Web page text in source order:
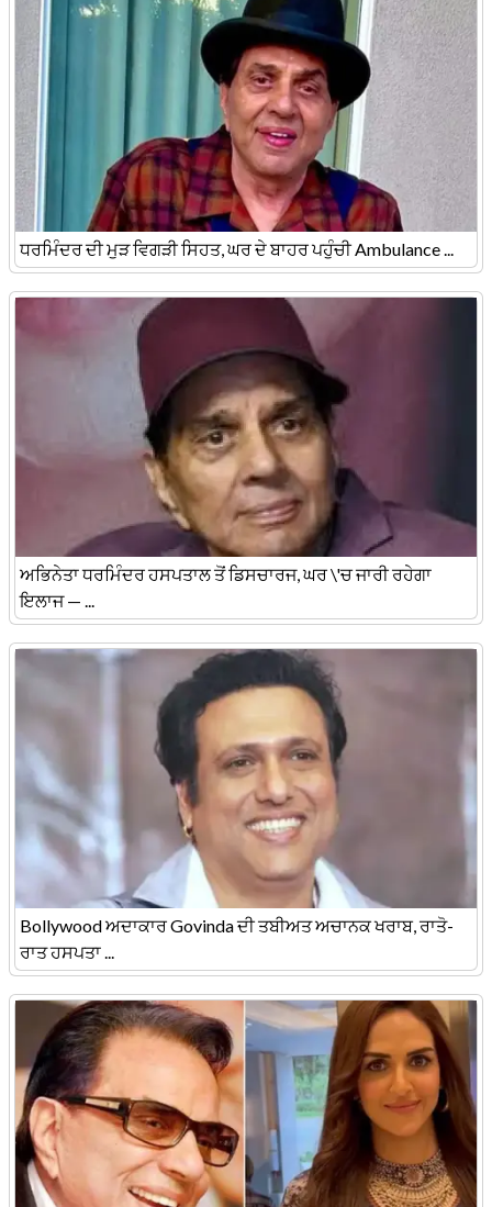
ਧਰਮਿੰਦਰ ਦੀ ਮੁੜ ਵਿਗੜੀ ਸਿਹਤ, ਘਰ ਦੇ ਬਾਹਰ ਪਹੁੰਚੀ Ambulance ...
ਅਭਿਨੇਤਾ ਧਰਮਿੰਦਰ ਹਸਪਤਾਲ ਤੋਂ ਡਿਸਚਾਰਜ, ਘਰ \'ਚ ਜਾਰੀ ਰਹੇਗਾ
ਇਲਾਜ — ...
Bollywood ਅਦਾਕਾਰ Govinda ਦੀ ਤਬੀਅਤ ਅਚਾਨਕ ਖਰਾਬ, ਰਾਤੋ-
ਰਾਤ ਹਸਪਤਾ ...